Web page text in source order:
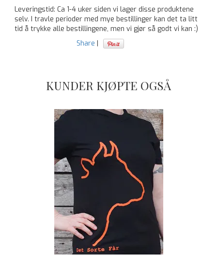
Leveringstid: Ca 1-4 uker siden vi lager disse produktene
selv. I travle perioder med mye bestillinger kan det ta litt
tid å trykke alle bestillingene, men vi gjør så godt vi kan :)
Share |
KUNDER KJØPTE OGSÅ